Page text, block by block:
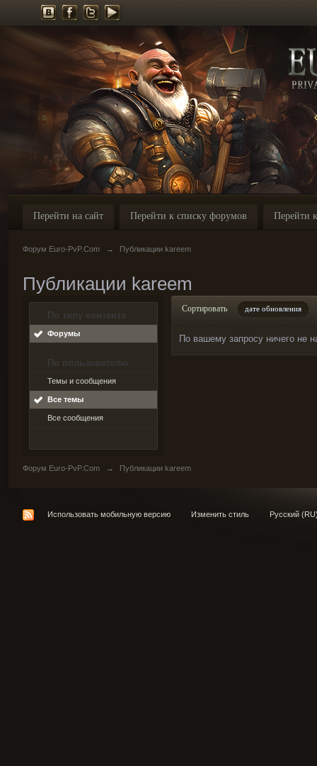
Перейти на сайт Перейти к списку форумов Перейти
Форум Euro-PvP.Com → Публикации kareem
Публикации kareem
По типу контента
Форумы
По пользователю
Темы и сообщения
Все темы
Все сообщения
Сортировать дате обновления
По вашему запросу ничего не
Форум Euro-PvP.Com → Публикации kareem
Использовать мобильную версию Изменить стиль Русский